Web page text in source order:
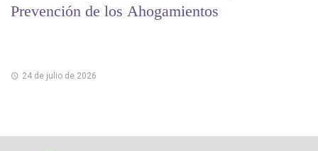
Prevención de los Ahogamientos
24 de julio de 2026